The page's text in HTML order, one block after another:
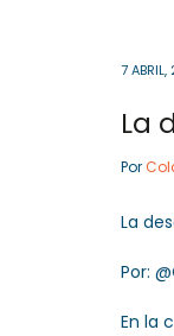
7 ABRIL,
La
Por
La
Por:
En la